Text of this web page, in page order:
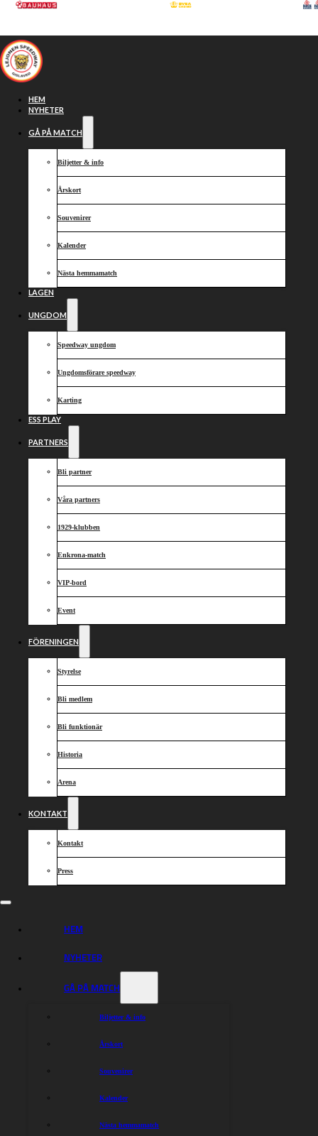
Hoppa till huvudinnehåll
HEM
NYHETER
GÅ PÅ MATCH
Biljetter & info
Årskort
Souvenirer
Kalender
Nästa hemmamatch
LAGEN
UNGDOM
Speedway ungdom
Ungdomsförare speedway
Karting
ESS PLAY
PARTNERS
Bli partner
Våra partners
1929-klubben
Enkrona-match
VIP-bord
Event
FÖRENINGEN
Styrelse
Bli medlem
Bli funktionär
Historia
Arena
KONTAKT
Kontakt
Press
HEM
NYHETER
GÅ PÅ MATCH
Biljetter & info
Årskort
Souvenirer
Kalender
Nästa hemmamatch
Städdag
banan är redan nästa helg.
fixardag där vi hjälps åt att få Onepartnergroup
Fika, sällskap och viktiga uppgifter väntar på oss.
Dela nyheten: